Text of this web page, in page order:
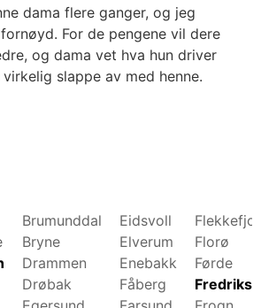
dama flere ganger, og jeg
For de pengene vil dere
og dama vet hva hun driver
slappe av med henne.
Brumunddal
Bryne
Drammen
Drøbak
Eidsvoll
Elverum
Enebakk
Fåberg
Florø
Førde